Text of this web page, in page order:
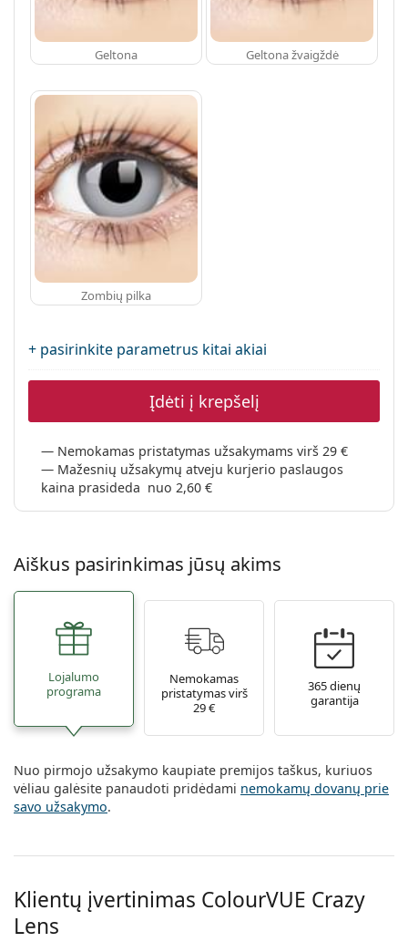
Geltona Geltona žvaigždė
Zombių pilka
+ pasirinkite parametrus kitai akiai
Įdėti į krepšelį
Nemokamas pristatymas užsakymams virš 29 €
Mažesnių užsakymų atveju kurjerio paslaugos
kaina prasideda nuo 2,60 €
Aiškus pasirinkimas jūsų akims
Lojalumo
programa
Nemokamas
pristatymas virš
29 €
365 dienų
garantija
Nuo pirmojo užsakymo kaupiate premijos taškus, kuriuos
vėliau galėsite panaudoti pridėdami nemokamų dovanų prie
savo užsakymo.
Klientų įvertinimas ColourVUE Crazy
Lens